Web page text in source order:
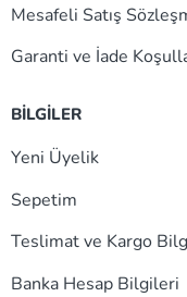
Mesafeli Satış
Garanti ve İade
BİLGİLER
Yeni Üyelik
Sepetim
Teslimat ve Kargo
Banka Hesap Bilgileri